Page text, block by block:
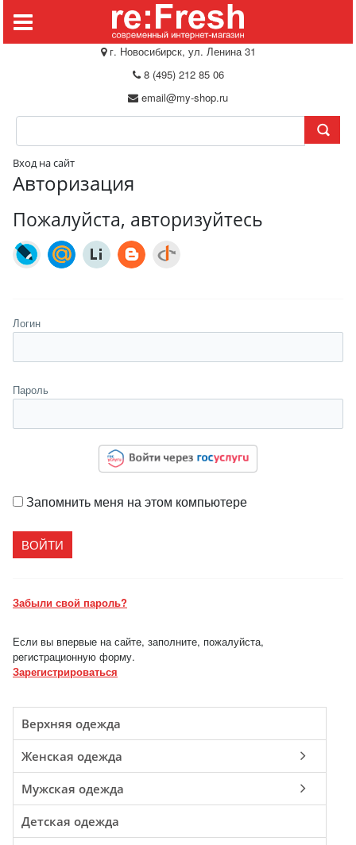
г. Новосибирск, ул. Ленина 31
8 (495) 212 85 06
email@my-shop.ru
Вход на сайт
Авторизация
Пожалуйста, авторизуйтесь
Логин
Пароль
Запомнить меня на этом компьютере
Забыли свой пароль?
Если вы впервые на сайте, заполните, пожалуйста,
регистрационную форму.
Зарегистрироваться
Верхняя одежда
Женская одежда
Мужская одежда
Детская одежда